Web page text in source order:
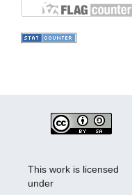
This work is licensed
under